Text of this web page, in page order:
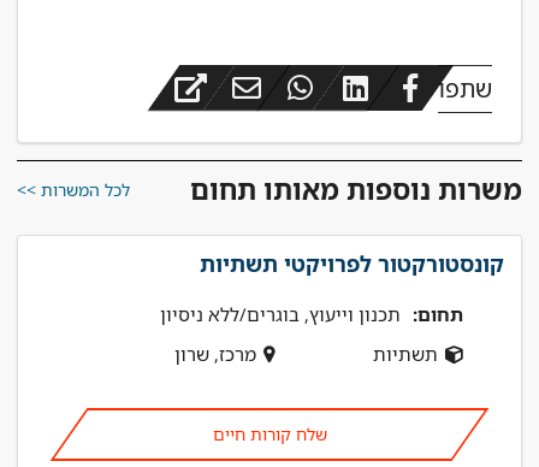
שתפו
משרות נוספות מאותו תחום לכל המשרות >>
קונסטורקטור לפרויקטי תשתיות
תחום: תכנון וייעוץ, בוגרים/ללא ניסיון
תשתיות
מרכז, שרון
שלח קורות חיים